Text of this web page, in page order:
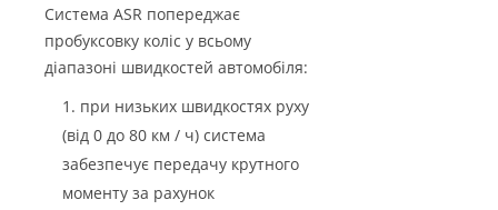
Система ASR попереджає
пробуксовку коліс у всьому
діапазоні швидкостей автомобіля:
при низьких швидкостях руху
(від 0 до 80 км / ч) система
забезпечує передачу крутного
моменту за рахунок